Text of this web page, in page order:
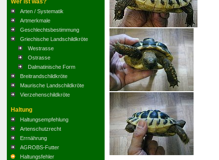
Wer ist was?
Arten / Systematik
Artmerkmale
Geschlechtsbestimmung
Griechische Landschildkröte
Westrasse
Ostrasse
Dalmatinische Form
Breitrandschildkröte
Maurische Landschildkröte
Vierzehenschildkröte
Haltung
Haltungsempfehlung
Artenschutzrecht
Errnährung
AGROBS-Futter
Haltungsfehler